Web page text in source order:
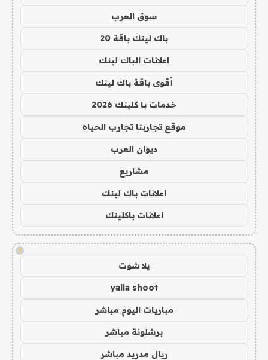
سوق العرب
باك لينك باقة 20
اعلانات الباك لينك
أقوى باقة باك لينك
خدمات با كلينك 2026
موقع تجاربنا تجارب الحياه
ديوان العرب
مشاريع
اعلانات باك لينك
اعلانات باكلينك
!
يلا شوت
yalla shoot
مباريات اليوم مباشر
برشلونة مباشر
ريال مدريد مباشر